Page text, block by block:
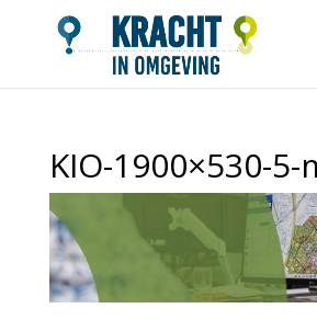
KIO-1900×530-5-